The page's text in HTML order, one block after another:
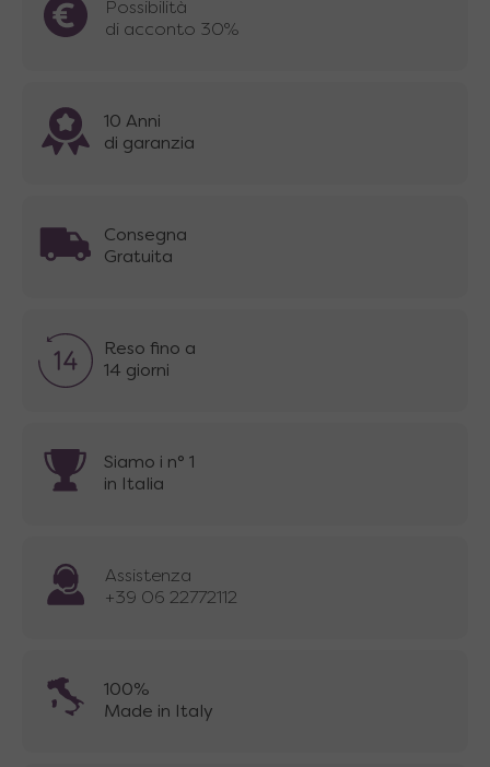
Possibilità
di acconto 30%
10 Anni
di garanzia
Consegna
Gratuita
Reso fino a
14 giorni
Siamo i n° 1
in Italia
Assistenza
+39 06 22772112
100%
Made in Italy